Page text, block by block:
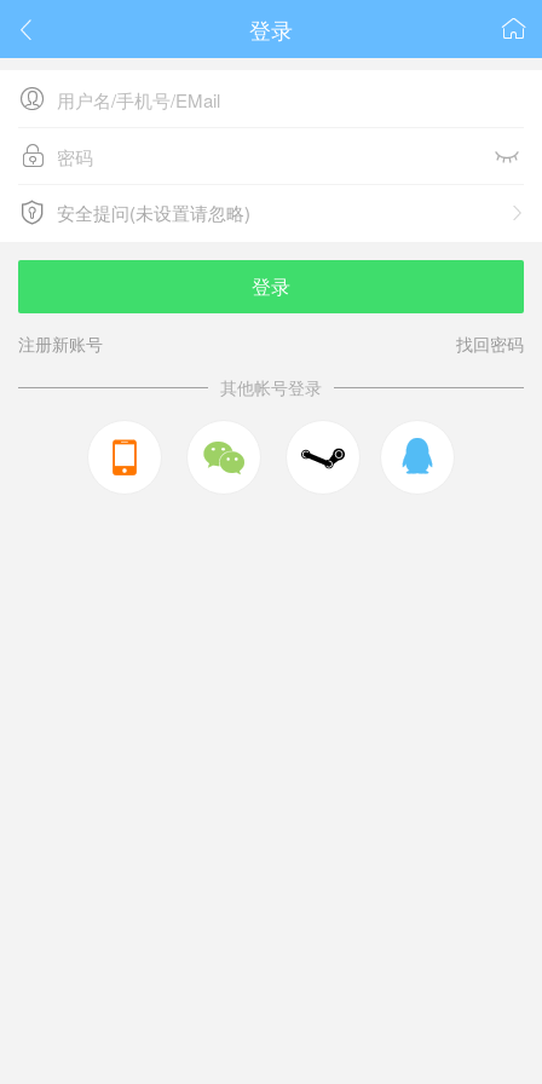
 
登录

 
 
安全提问(未设置请忽略)
安全提问(未设置请忽略)
登录
注册新账号
找回密码
其他帐号登录
  